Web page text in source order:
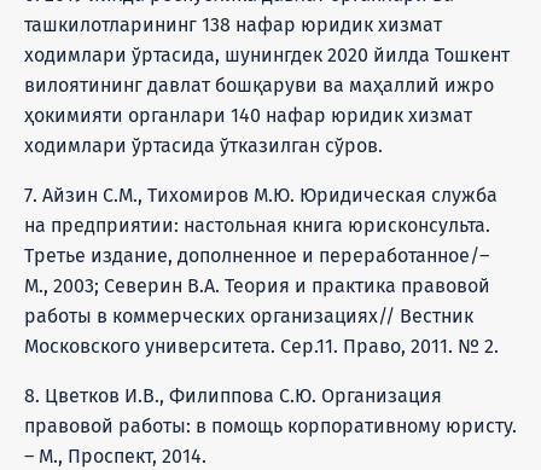
ташкилотларининг 138 нафар юридик хизмат
ходимлари ўртасида, шунингдек 2020 йилда Тошкент
вилоятининг давлат бошқаруви ва маҳаллий ижро
ҳокимияти органлари 140 нафар юридик хизмат
ходимлари ўртасида ўтказилган сўров.
7. Айзин С.М., Тихомиров М.Ю. Юридическая служба
на предприятии: настольная книга юрисконсульта.
Третье издание, дополненное и переработанное/–
М., 2003; Северин В.А. Теория и практика правовой
работы в коммерческих организациях// Вестник
Московского университета. Сер.11. Право, 2011. № 2.
8. Цветков И.В., Филиппова С.Ю. Организация
правовой работы: в помощь корпоративному юристу.
– М., Проспект, 2014.